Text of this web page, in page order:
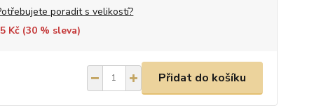
poradit s velikostí?
Kč (30% sleva)
Přidat do košíku